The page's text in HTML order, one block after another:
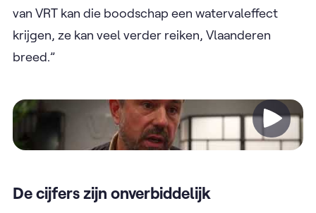
van VRT kan die boodschap een watervaleffect
krijgen, ze kan veel verder reiken, Vlaanderen
breed.”
Video
De cijfers zijn onverbiddelijk